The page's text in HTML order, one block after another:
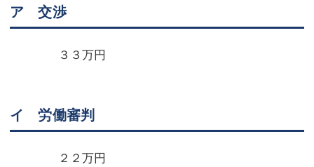
ア 交渉
３３万円
イ 労働審判
２２万円